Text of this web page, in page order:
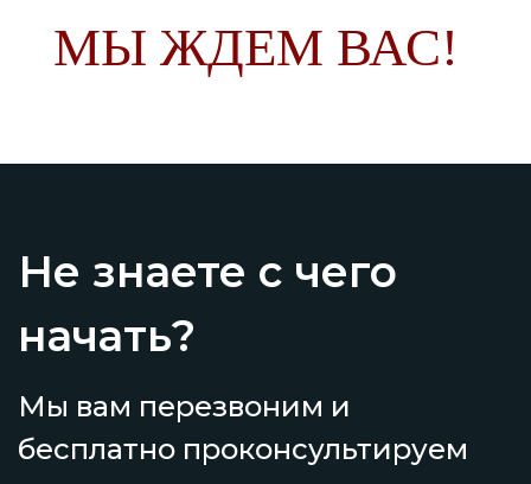
МЫ ЖДЕМ ВАС!
Не знаете с чего
начать?
Мы вам перезвоним и
бесплатно проконсультируем